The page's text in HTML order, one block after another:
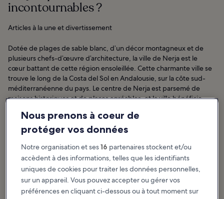
incontournables ?
Articles à la une et divertissement
Dotée de plages de sable blanc, d’un décor montagneux et de
plusieurs chefs-d’œuvre d’architecture, la ville de Nerja est le
cœur battant de cette région ensoleillée. Cette charmante ville se
trouve le long de la Costa del Sol en Andalousie, sur la côte sud-
méditerranéenne du pays. Le centre de Nerja est parsemé de
maisons historiques et de places agréables, et la ville bénéficie
de...Afficher plus d’infos
Nous prenons à coeur de
protéger vos données
Notre organisation et ses16 partenaires stockent et/ou
accèdent à des informations, telles que les identifiants
uniques de cookies pour traiter les données personnelles,
sur un appareil. Vous pouvez accepter ou gérer vos
préférences en cliquant ci-dessous ou à tout moment sur